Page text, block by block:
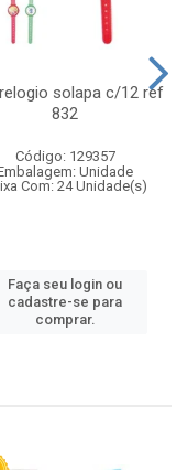
solapa c/12 ref
832
Código: 129357
Unidade
Com: 24 Unidade(s)
Faça seu login ou
cadastre-se para
comprar.